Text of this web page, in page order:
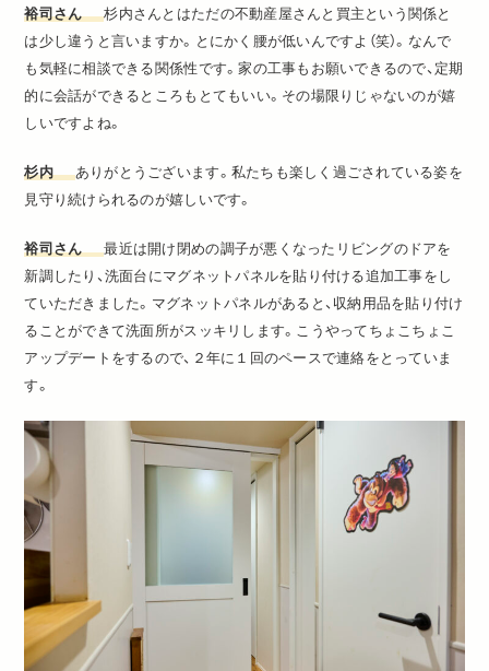
裕司さん
杉内さんとはただの不動産屋さんと買主という関係と
は少し違うと言いますか。とにかく腰が低いんですよ（笑）。なんで
も気軽に相談できる関係性です。家の工事もお願いできるので、定期
的に会話ができるところもとてもいい。その場限りじゃないのが嬉
しいですよね。
杉内
ありがとうございます。私たちも楽しく過ごされている姿を
見守り続けられるのが嬉しいです。
裕司さん
最近は開け閉めの調子が悪くなったリビングのドアを
新調したり、洗面台にマグネットパネルを貼り付ける追加工事をし
ていただきました。マグネットパネルがあると、収納用品を貼り付け
ることができて洗面所がスッキリします。こうやってちょこちょこ
アップデートをするので、２年に１回のペースで連絡をとっていま
す。